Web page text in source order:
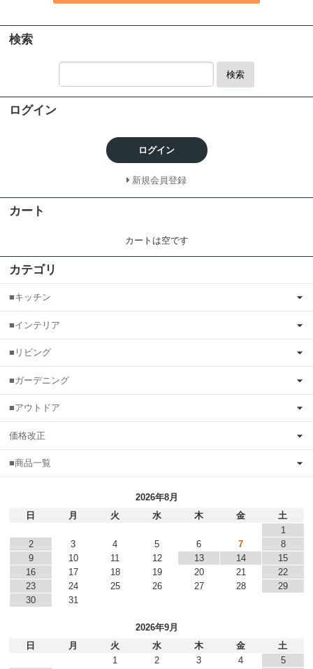
検索
検索
ログイン
ログイン
新規会員登録
カート
カートは空です
カテゴリ
■キッチン
■インテリア
■リビング
■ガーデニング
■アウトドア
価格改正
■商品一覧
2026年8月
日
月 火 水 木 金
土
1
2
3 4 5 6 7
8
9
10 11 12 13 14
15
16
17 18 19 20 21
22
23
24 25 26 27 28
29
30
31
2026年9月
日
月 火 水 木 金
土
1
2 3 4 5